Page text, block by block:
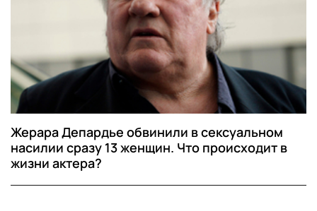
Жерара Депардье обвинили в сексуальном
насилии сразу 13 женщин. Что происходит в
жизни актера?